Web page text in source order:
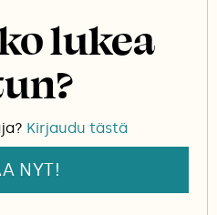
lukea
Kirjaudu tästä
NYT!